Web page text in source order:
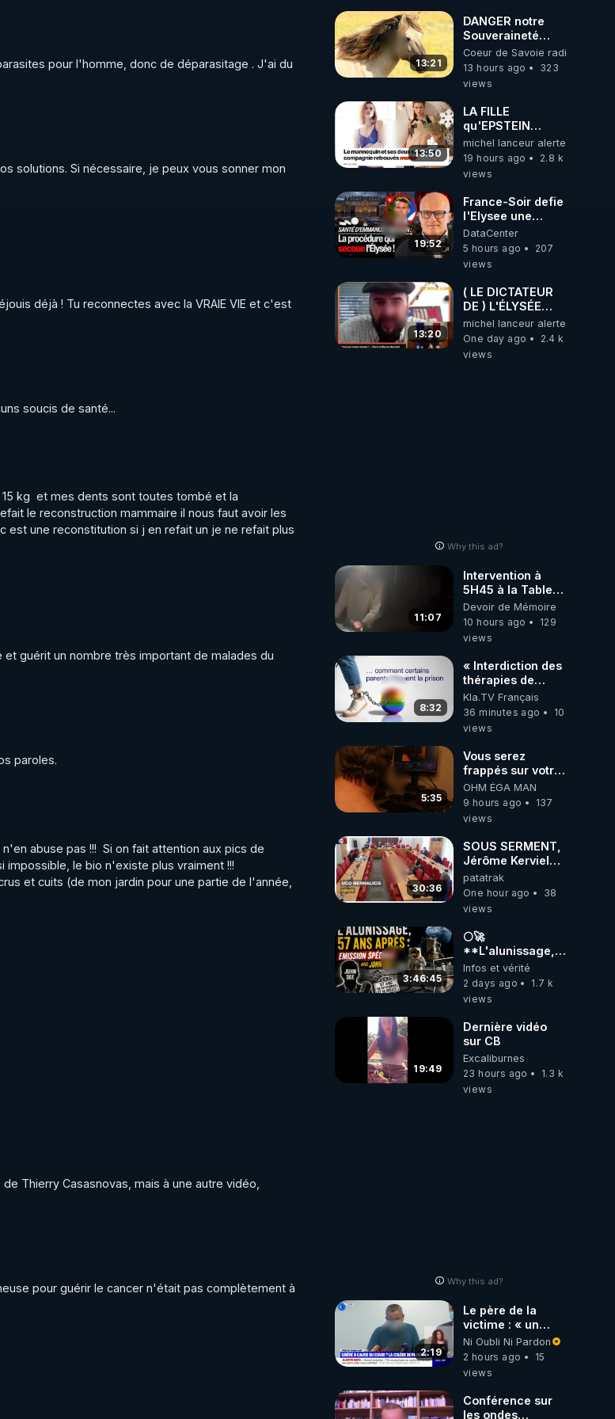
et au final générer un profit financier
à 300€) tout cela en promettant que la
?
pour l'homme, donc de déparasitage . J'ai du
solutions. Si nécessaire, je peux vous sonner mon
déjà ! Tu reconnectes avec la VRAIE VIE et c'est
soucis de santé...
kg  et mes dents sont toutes tombé et la
le reconstruction mammaire il nous faut avoir les
est une reconstitution si j en refait un je ne refait plus
guérit un nombre très important de malades du
paroles.
abuse pas !!!  Si on fait attention aux pics de
impossible, le bio n'existe plus vraiment !!!
et cuits (de mon jardin pour une partie de l'année,
Thierry Casasnovas, mais à une autre vidéo,
pour guérir le cancer n'était pas complètement à
13:21
DANGER notre
Souveraineté
Alimentaire est
attaqué...
Coeur de Savoie radioweb TV
13 hours ago
323
views
13:50
LA FILLE
qu'EPSTEIN
VOULAIT CACHER
michel lanceur alerte
19 hours ago
2.8 k
views
19:52
France-Soir defie
l'Elysee une
procedure inedite
sur la sante du
president - Nexus
DataCenter
5 hours ago
207
views
13:20
( LE DICTATEUR
DE ) L'ÉLYSÉE
PANIQUE : PIERRE
GUILLAUME
MERCADAL
michel lanceur alerte
One day ago
2.4 k
views
Why this ad?
11:07
Intervention à
5H45 à la Table
de Gaya, chez
Kyria et Manu.
6/08/2026
Devoir de Mémoire
10 hours ago
129
views
8:32
« Interdiction des
thérapies de
conversion »
Kla.TV Français
36 minutes ago
10
views
5:35
Vous serez
frappés sur votre
sol européens par
la faute des
dirigeants qui
le nez
OHM ÉGA MAN
9 hours ago
137
views
30:36
SOUS SERMENT,
Jérôme Kerviel
balance tout à
l'Assemblée !
patatrak
One hour ago
38
views
3:46:45
🌕🚀
**L'alunissage,
57 ans après :
Émission spéciale
avec John Doe
Infos et vérité
2 days ago
1.7 k
views
19:49
Dernière vidéo
sur CB
Excaliburnes
23 hours ago
1.3 k
views
Why this ad?
2:19
Le père de la
victime : « un
gendarme nous a
dit que c'était une
libération
19 »
Ni Oubli Ni Pardon
2 hours ago
15
views
Conférence sur
les ondes